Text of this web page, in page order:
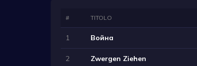
# TITOLO
1 Война
2 Zwergen Ziehen